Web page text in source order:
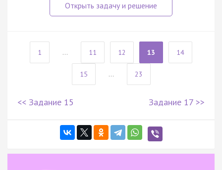
1 ... 11 12 13 14
15 ... 23
<< Задание 15 Задание 17 >>